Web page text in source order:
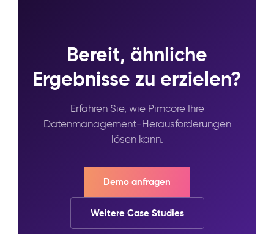
Bereit, ähnliche
Ergebnisse zu erzielen?
Erfahren Sie, wie Pimcore Ihre
Datenmanagement-Herausforderungen
lösen kann.
Demo anfragen
Weitere Case Studies